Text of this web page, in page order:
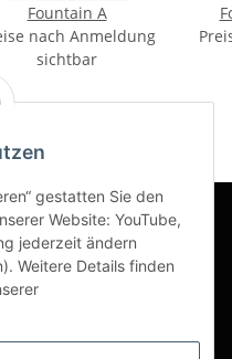
Fountain A
nach Anmeldung
sichtbar
gestatten Sie den
Website: YouTube,
jederzeit ändern
Weitere Details finden